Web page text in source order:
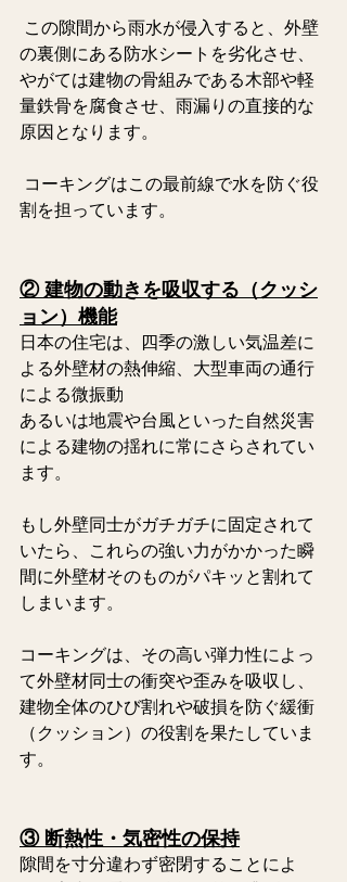
の裏側にある防水シートを劣化させ、
やがては建物の骨組みである木部や軽
量鉄骨を腐食させ、雨漏りの直接的な
原因となります。
割を担っています。
② 建物の動きを吸収する（クッシ
ョン）機能
日本の住宅は、四季の激しい気温差に
よる外壁材の熱伸縮、大型車両の通行
による微振動
あるいは地震や台風といった自然災害
による建物の揺れに常にさらされてい
ます。
もし外壁同士がガチガチに固定されて
いたら、これらの強い力がかかった瞬
間に外壁材そのものがパキッと割れて
しまいます。
コーキングは、その高い弾力性によっ
て外壁材同士の衝突や歪みを吸収し、
建物全体のひび割れや破損を防ぐ緩衝
（クッション）の役割を果たしていま
す。
③ 断熱性・気密性の保持
隙間を寸分違わず密閉することによ